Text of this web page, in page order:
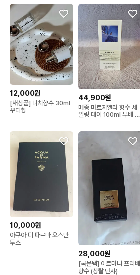
12,000원
[새상품] 니치향수 30ml
우디향
44,900원
메종 마르지엘라 향수 세
일링 데이 100ml 무배 쇼
10,000원
아쿠아 디 파르마 오스만
투스
28,000원
[국문택] 아르마니 프리베
향수 (상탈 단샤)